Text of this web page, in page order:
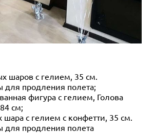
шаров с гелием, 35 см.
для продления полета;
фигура с гелием, Голова
см;
шара с гелием с конфетти, 35 см.
для продления полета